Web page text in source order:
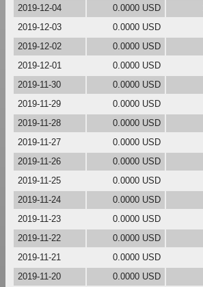
2019-12-04
0.0000 USD
2019-12-03
0.0000 USD
2019-12-02
0.0000 USD
2019-12-01
0.0000 USD
2019-11-30
0.0000 USD
2019-11-29
0.0000 USD
2019-11-28
0.0000 USD
2019-11-27
0.0000 USD
2019-11-26
0.0000 USD
2019-11-25
0.0000 USD
2019-11-24
0.0000 USD
2019-11-23
0.0000 USD
2019-11-22
0.0000 USD
2019-11-21
0.0000 USD
2019-11-20
0.0000 USD